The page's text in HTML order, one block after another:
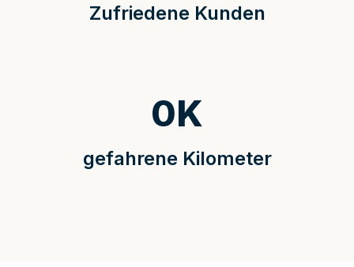
Zufriedene Kunden
gefahrene Kilometer
0K